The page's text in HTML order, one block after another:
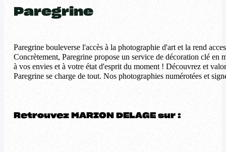
Paregrine
Paregrine bouleverse l'accès à la photographie d'art et la rend
Concrètement, Paregrine propose un service de décoration clé en
à vos envies et à votre état d'esprit du moment ! Découvrez et
Paregrine se charge de tout. Nos photographies numérotées et
Retrouvez MARION DELAGE sur :